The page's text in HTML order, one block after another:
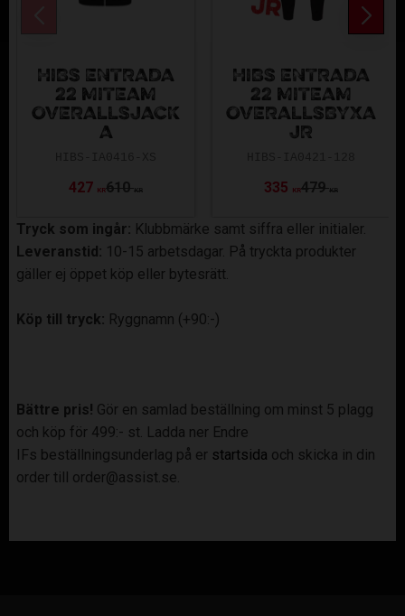
HIBS ENTRADA
22 MITEAM
OVERALLSJACK
A
427 KR610 KR
HIBS ENTRADA
22 MITEAM
OVERALLSBYXA
JR
335 KR479 KR
Tryck som ingår: Klubbmärke samt siffra eller initialer.
Leveranstid: 10-15 arbetsdagar. På tryckta produkter
gäller ej öppet köp eller bytesrätt.
Köp till tryck: Ryggnamn (+90:-)
Bättre pris! Gör en samlad beställning om minst 5 plagg
och köp för 499:- st. Ladda ner Endre
IFs beställningsunderlag på er startsida och skicka in din
order till order@assist.se.